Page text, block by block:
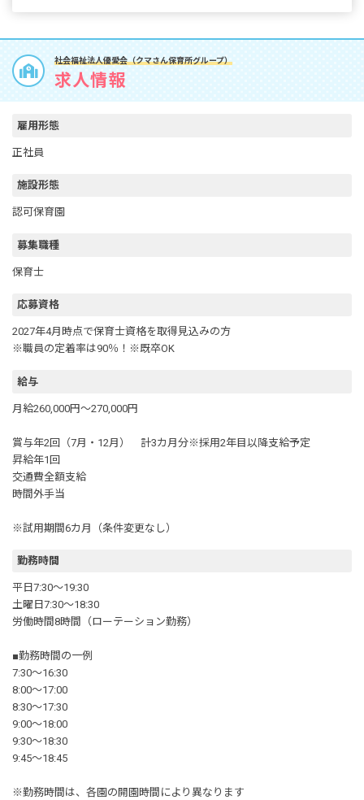
社会福祉法人優愛会（クマさん保育所グループ）
求人情報
雇用形態
正社員
施設形態
認可保育園
募集職種
保育士
応募資格
2027年4月時点で保育士資格を取得見込みの方
※職員の定着率は90％！※既卒OK
給与
月給260,000円～270,000円
賞与年2回（7月・12月） 計3カ月分※採用2年目以降支給予定
昇給年1回
交通費全額支給
時間外手当
※試用期間6カ月（条件変更なし）
勤務時間
平日7:30～19:30
土曜日7:30～18:30
労働時間8時間（ローテーション勤務）
■勤務時間の一例
7:30～16:30
8:00～17:00
8:30～17:30
9:00～18:00
9:30～18:30
9:45～18:45
※勤務時間は、各園の開園時間により異なります